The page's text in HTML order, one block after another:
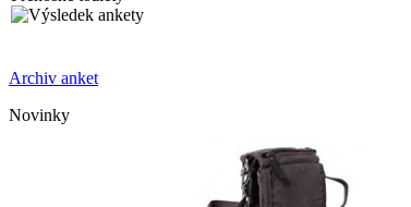
Archiv anket
Novinky